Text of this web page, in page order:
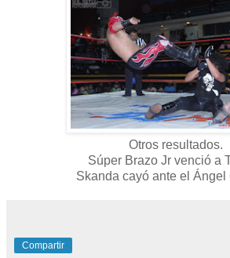
Otros resultados.
Súper Brazo Jr venció a
Skanda cayó ante el Ángel
Compartir